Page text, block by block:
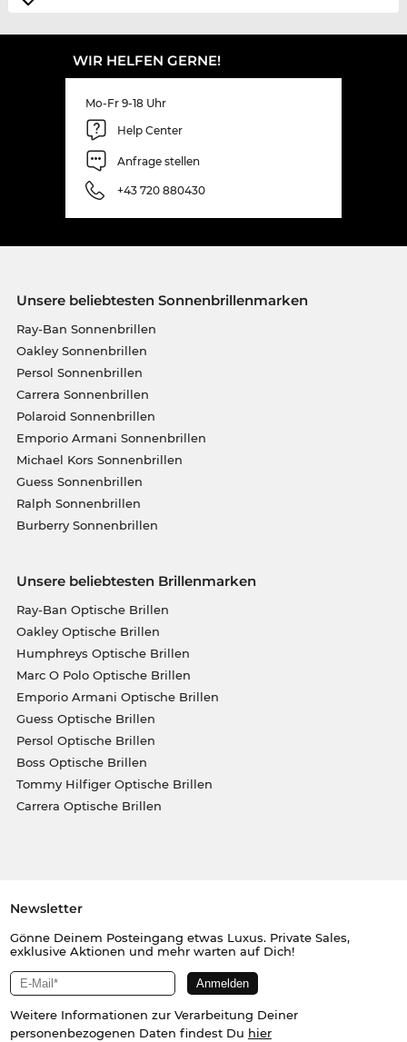
WIR HELFEN GERNE!
Mo-Fr 9-18 Uhr
Help Center
Anfrage stellen
+43 720 880430
Unsere beliebtesten Sonnenbrillenmarken
Ray-Ban Sonnenbrillen
Oakley Sonnenbrillen
Persol Sonnenbrillen
Carrera Sonnenbrillen
Polaroid Sonnenbrillen
Emporio Armani Sonnenbrillen
Michael Kors Sonnenbrillen
Guess Sonnenbrillen
Ralph Sonnenbrillen
Burberry Sonnenbrillen
Unsere beliebtesten Brillenmarken
Ray-Ban Optische Brillen
Oakley Optische Brillen
Humphreys Optische Brillen
Marc O Polo Optische Brillen
Emporio Armani Optische Brillen
Guess Optische Brillen
Persol Optische Brillen
Boss Optische Brillen
Tommy Hilfiger Optische Brillen
Carrera Optische Brillen
Newsletter
Gönne Deinem Posteingang etwas Luxus. Private Sales,
exklusive Aktionen und mehr warten auf Dich!
Weitere Informationen zur Verarbeitung Deiner
personenbezogenen Daten findest Du hier